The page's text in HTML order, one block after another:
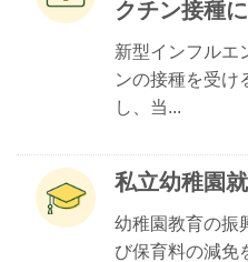
クチン接種
新型インフルエ
ンの接種を受け
し、当...
私立幼稚園
幼稚園教育の振
び保育料の減免